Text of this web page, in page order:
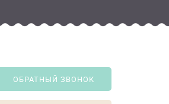
ОБРАТНЫЙ ЗВОНОК